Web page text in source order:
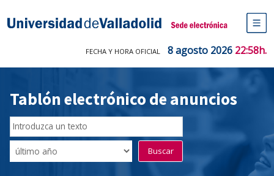
Sede electrónica Universidad de
de
FECHA Y HORA OFICIAL 8 agosto 2026 22:58h.
Tablón electrónico de anuncios
Buscador
del
Tablón
Filtro
de
Buscar